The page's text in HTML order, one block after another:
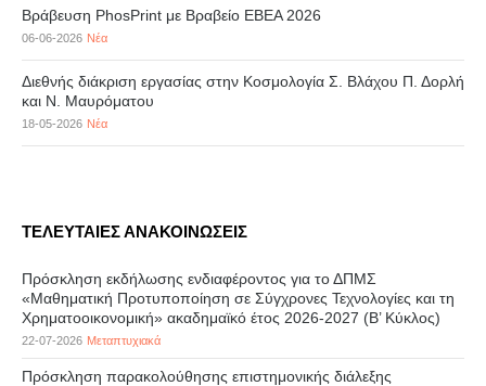
Βράβευση PhosPrint με Βραβείο ΕΒΕΑ 2026
06-06-2026 Νέα
Διεθνής διάκριση εργασίας στην Κοσμολογία Σ. Βλάχου Π. Δορλή
και Ν. Μαυρόματου
18-05-2026 Νέα
ΤΕΛΕΥΤΑΙΕΣ ΑΝΑΚΟΙΝΩΣΕΙΣ
Πρόσκληση εκδήλωσης ενδιαφέροντος για το ΔΠΜΣ
«Μαθηματική Προτυποποίηση σε Σύγχρονες Τεχνολογίες και τη
Χρηματοοικονομική» ακαδημαϊκό έτος 2026-2027 (B’ Kύκλος)
22-07-2026 Μεταπτυχιακά
Πρόσκληση παρακολούθησης επιστημονικής διάλεξης